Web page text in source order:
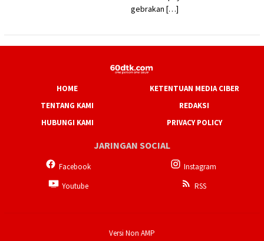
gebrakan […]
HOME
KETENTUAN MEDIA CIBER
TENTANG KAMI
REDAKSI
HUBUNGI KAMI
PRIVACY POLICY
JARINGAN SOCIAL
Facebook
Instagram
Youtube
RSS
Versi Non AMP